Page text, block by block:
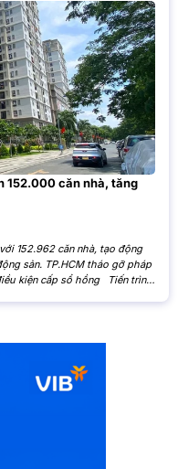
152.000 căn nhà, tăng
152.962 căn nhà, tạo động
sản. TP.HCM tháo gỡ pháp
kiện cấp sổ hồng Tiến trình